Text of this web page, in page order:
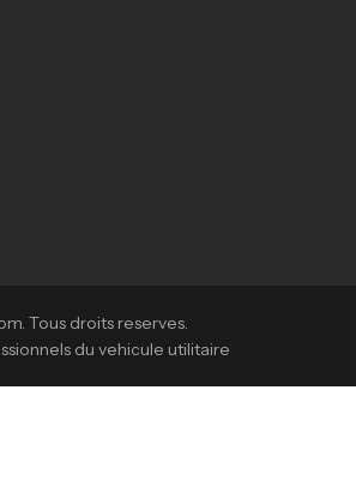
Tous droits reserves.
du vehicule utilitaire